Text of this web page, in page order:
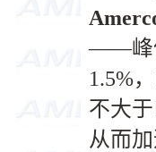
——峰
1.5%
不大
从而